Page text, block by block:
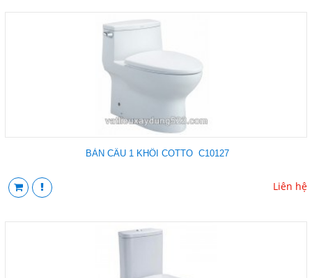
BÀN CẦU 1 KHỐI COTTO C10127
Liên hệ